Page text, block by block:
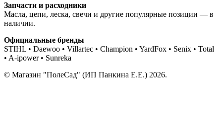
Запчасти и расходники
Масла, цепи, леска, свечи и другие популярные позиции — в
наличии.
Официальные бренды
STIHL • Daewoo • Villartec • Champion • YardFox • Senix • Total
• A-ipower • Sunreka
© Магазин "ПолеСад" (ИП Панкина Е.Е.) 2026.